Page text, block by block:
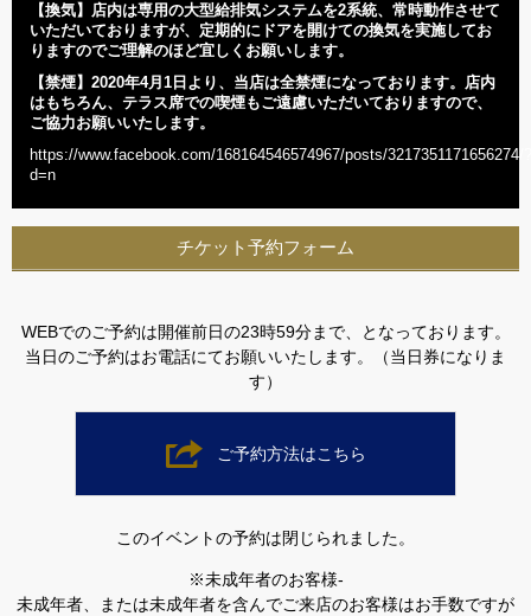
【換気】 店内は専用の大型給排気システムを2系統、常時動作させて
いただいておりますが、定期的にドアを開けての換気を実施してお
りますのでご理解のほど宜しくお願いします。
【禁煙】2020年4月1日より、当店は全禁煙になっております。店内
はもちろん、テラス席での喫煙もご遠慮いただいておりますので、
ご協力お願いいたします。
https://www.facebook.com/168164546574967/posts/3217351171656274/?
d=n
チケット予約フォーム
WEBでのご予約は開催前日の23時59分まで、となっております。
当日のご予約はお電話にてお願いいたします。（当日券になりま
す）
ご予約方法はこちら
このイベントの予約は閉じられました。
※未成年者のお客様-
未成年者、または未成年者を含んでご来店のお客様はお手数ですが